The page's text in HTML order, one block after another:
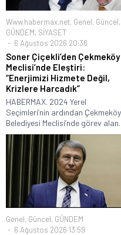
Www.habermax.net, Genel, Güncel,
GÜNDEM, SİYASET
6 Ağustos 2026 20:36
Soner Çiçekli’den Çekmeköy
Meclisi’nde Eleştiri:
“Enerjimizi Hizmete Değil,
Krizlere Harcadık”
HABERMAX. 2024 Yerel
Seçimleri’nin ardından Çekmeköy
Belediyesi Meclisi’nde görev
Genel, Güncel, GÜNDEM
6 Ağustos 2026 13:59